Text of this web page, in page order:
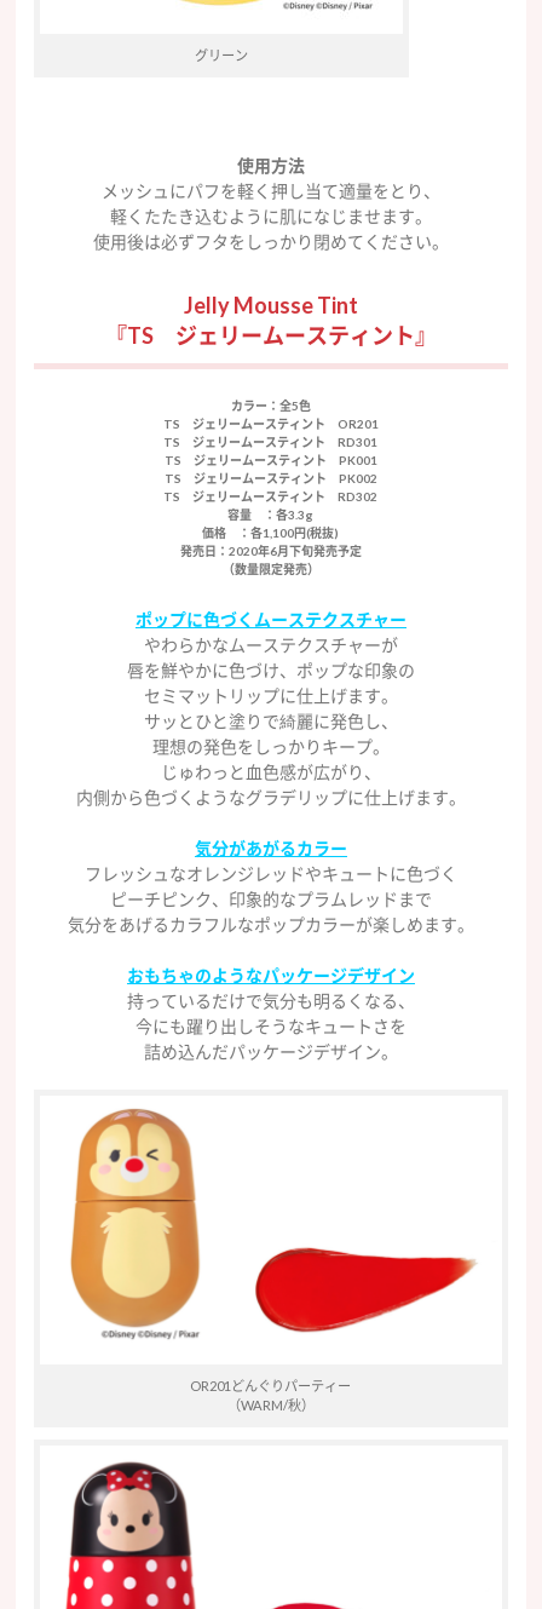
グリーン
使用方法
メッシュにパフを軽く押し当て適量をとり、
軽くたたき込むように肌になじませます。
使用後は必ずフタをしっかり閉めてください。
Jelly Mousse Tint
『TS ジェリームースティント』
カラー ：全5色
TS ジェリームースティント OR201
TS ジェリームースティント RD301
TS ジェリームースティント PK001
TS ジェリームースティント PK002
TS ジェリームースティント RD302
容量
：各3.3g
価格
：各1,100円(税抜)
発売日 ：2020年6月下旬発売予定
（数量限定発売）
ポップに色づくムーステクスチャー
やわらかなムーステクスチャーが
唇を鮮やかに色づけ、ポップな印象の
セミマットリップに仕上げます。
サッとひと塗りで綺麗に発色し、
理想の発色をしっかりキープ。
じゅわっと血色感が広がり、
内側から色づくようなグラデリップに仕上げます。
気分があがるカラー
フレッシュなオレンジレッドやキュートに色づく
ピーチピンク、印象的なプラムレッドまで
気分をあげるカラフルなポップカラーが楽しめます。
おもちゃのようなパッケージデザイン
持っているだけで気分も明るくなる、
今にも躍り出しそうなキュートさを
詰め込んだパッケージデザイン。
OR201どんぐりパーティー
（WARM/秋）